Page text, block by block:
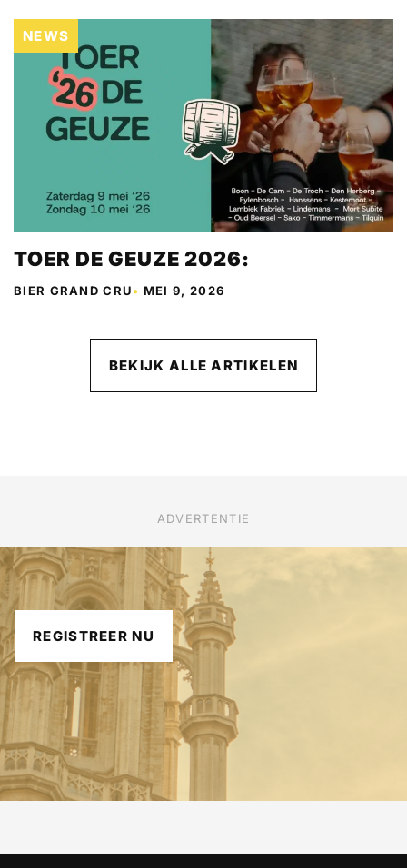
NEWS
TOER DE GEUZE 2026:
BIER GRAND CRU• MEI 9, 2026
BEKIJK ALLE ARTIKELEN
ADVERTENTIE
REGISTREER NU